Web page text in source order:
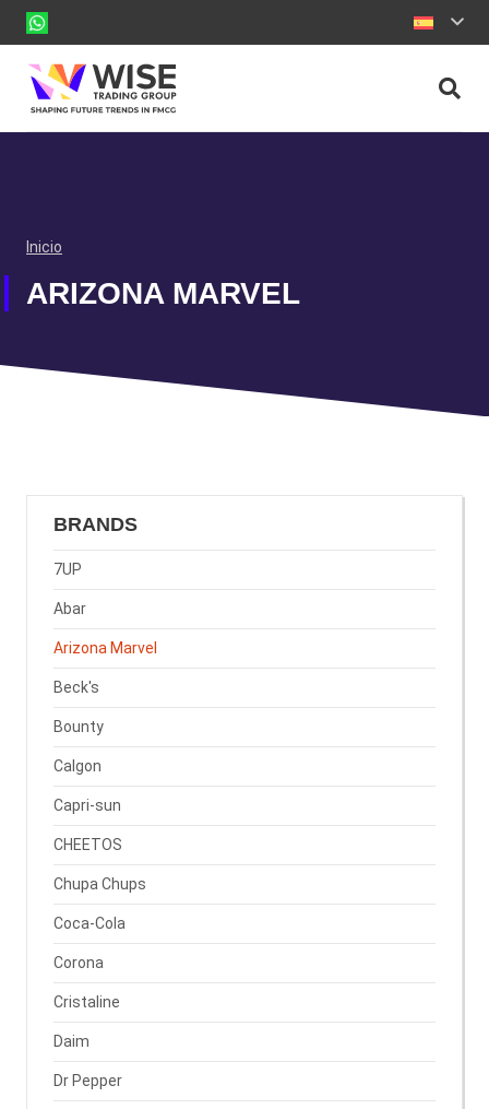
Inicio
ARIZONA MARVEL
BRANDS
7UP
Abar
Arizona Marvel
Beck's
Bounty
Calgon
Capri-sun
CHEETOS
Chupa Chups
Coca-Cola
Corona
Cristaline
Daim
Dr Pepper